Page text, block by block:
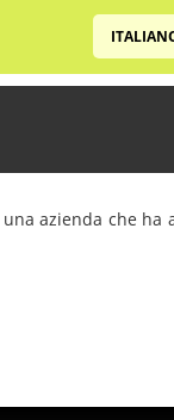
azienda che ha